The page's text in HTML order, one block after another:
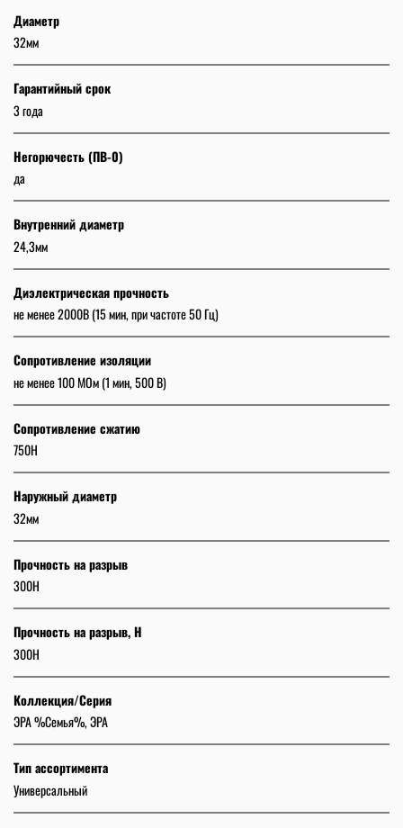
Диаметр
32мм
Гарантийный срок
3 года
Негорючесть (ПВ-0)
да
Внутренний диаметр
24,3мм
Диэлектрическая прочность
не менее 2000В (15 мин, при частоте 50 Гц)
Сопротивление изоляции
не менее 100 МОм (1 мин, 500 В)
Сопротивление сжатию
750H
Наружный диаметр
32мм
Прочность на разрыв
300Н
Прочность на разрыв, Н
300Н
Коллекция/Серия
ЭРА %Семья%, ЭРА
Тип ассортимента
Универсальный